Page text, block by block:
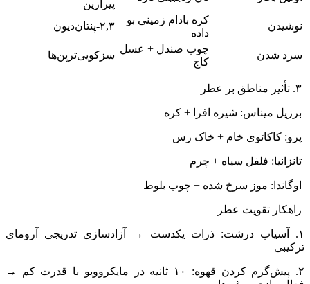
پیرازین
نوشیدن
کره بادام زمینی بو
داده
۲,۳-پنتان‌دیون
سرد شدن
چوب صندل + عسل
کاج
سزکویی‌ترپن‌ها
برزیل میناس: شیره افرا + کره
پرو: کاکائوی خام + خاک رس
تانزانیا: فلفل سیاه + چرم
اوگاندا: موز سرخ شده + چوب بلوط
راهکار تقویت عطر
۱. آسیاب درشت: ذرات یکدست → آزادسازی تدریجی آرومای
ترکیبی
۲. پیش‌گرم کردن قهوه: ۱۰ ثانیه در مایکروویو با قدرت کم →